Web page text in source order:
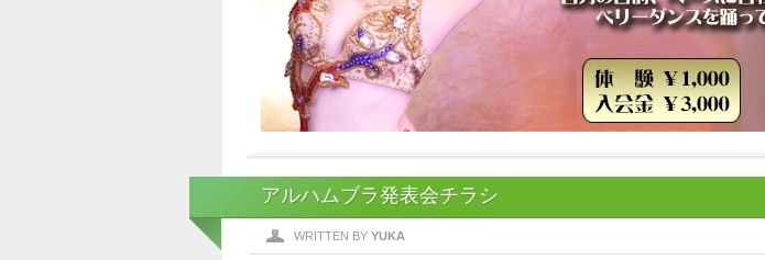
アルハムブラ発表会チラシ
WRITTEN BY YUKA